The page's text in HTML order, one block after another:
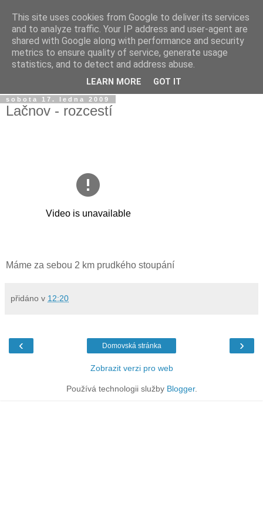
Jirkův blog
Na tento blog posílám fotky a videa z mobilu a taky sem
občas píšu jen tak...
sobota 17. ledna 2009
Lačnov - rozcestí
Máme za sebou 2 km prudkého stoupání
přidáno v 12:20
‹ ›
Domovská stránka
Zobrazit verzi pro web
Používá technologii služby Blogger.
This site uses cookies from Google to deliver its services
and to analyze traffic. Your IP address and user-agent are
shared with Google along with performance and security
metrics to ensure quality of service, generate usage
statistics, and to detect and address abuse.
LEARN MORE GOT IT